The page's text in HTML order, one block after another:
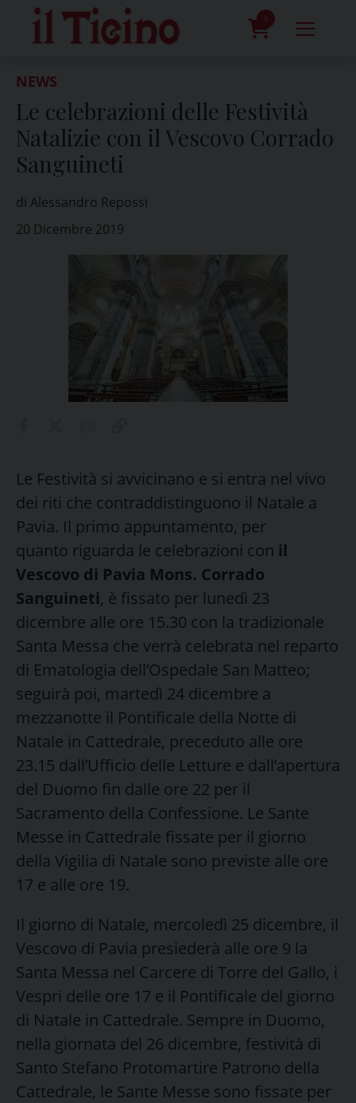
content
0
NEWS
Le celebrazioni delle Festività
Natalizie con il Vescovo Corrado
Sanguineti
di Alessandro Repossi
20 Dicembre 2019
Le Festività si avvicinano e si entra nel vivo
dei riti che contraddistinguono il Natale a
Pavia. Il primo appuntamento, per
quanto riguarda le celebrazioni con il
Vescovo di Pavia Mons. Corrado
Sanguineti, è fissato per lunedì 23
dicembre alle ore 15.30 con la tradizionale
Santa Messa che verrà celebrata nel reparto
di Ematologia dell’Ospedale San Matteo;
seguirà poi, martedì 24 dicembre a
mezzanotte il Pontificale della Notte di
Natale in Cattedrale, preceduto alle ore
23.15 dall’Ufficio delle Letture e dall’apertura
del Duomo fin dalle ore 22 per il
Sacramento della Confessione. Le Sante
Messe in Cattedrale fissate per il giorno
della Vigilia di Natale sono previste alle ore
17 e alle ore 19.
Il giorno di Natale, mercoledì 25 dicembre, il
Vescovo di Pavia presiederà alle ore 9 la
Santa Messa nel Carcere di Torre del Gallo, i
Vespri delle ore 17 e il Pontificale del giorno
di Natale in Cattedrale. Sempre in Duomo,
nella giornata del 26 dicembre, festività di
Santo Stefano Protomartire Patrono della
Cattedrale, le Sante Messe sono fissate per